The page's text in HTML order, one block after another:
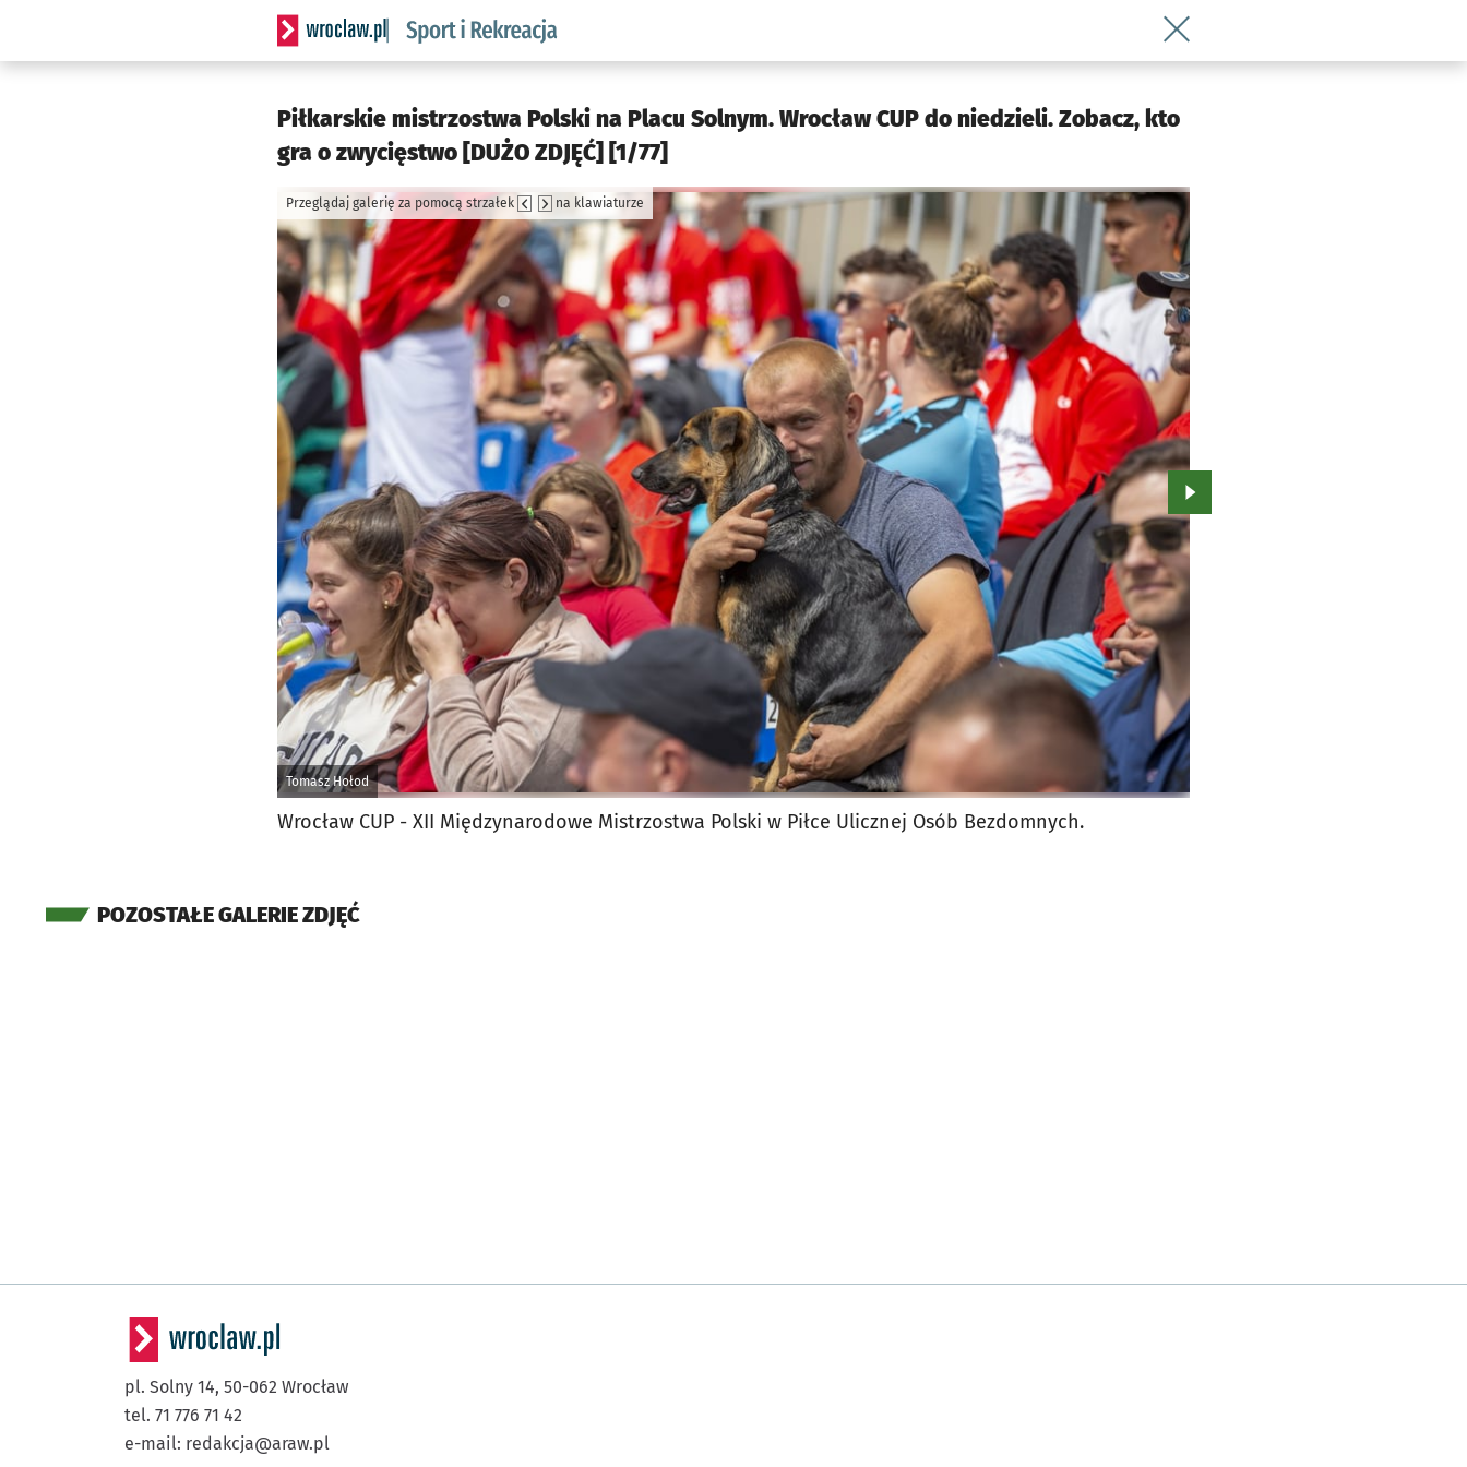
Serwis informacyjny wroclaw.pl podserwis: Sport i rekreacja
Wróć do artykułu Piłkarskie
Piłkarskie mistrzostwa Polski na Placu Solnym. Wrocław CUP do niedzieli. Zobacz, kto
gra o zwycięstwo [DUŻO ZDJĘĆ] [1/77]
Tomasz Hołod
Przeglądaj galerię za pomocą strzałek na klawiaturze
Przejdź do kolejnego zdjęcia.
Wrocław CUP - XII Międzynarodowe Mistrzostwa Polski w Piłce Ulicznej Osób Bezdomnych.
POZOSTAŁE GALERIE ZDJĘĆ
pl. Solny 14, 50-062 Wrocław
tel. 71 776 71 42
e-mail: redakcja@araw.pl